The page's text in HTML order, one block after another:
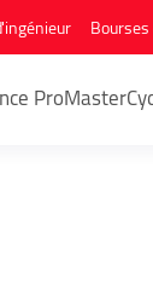
ProMaster